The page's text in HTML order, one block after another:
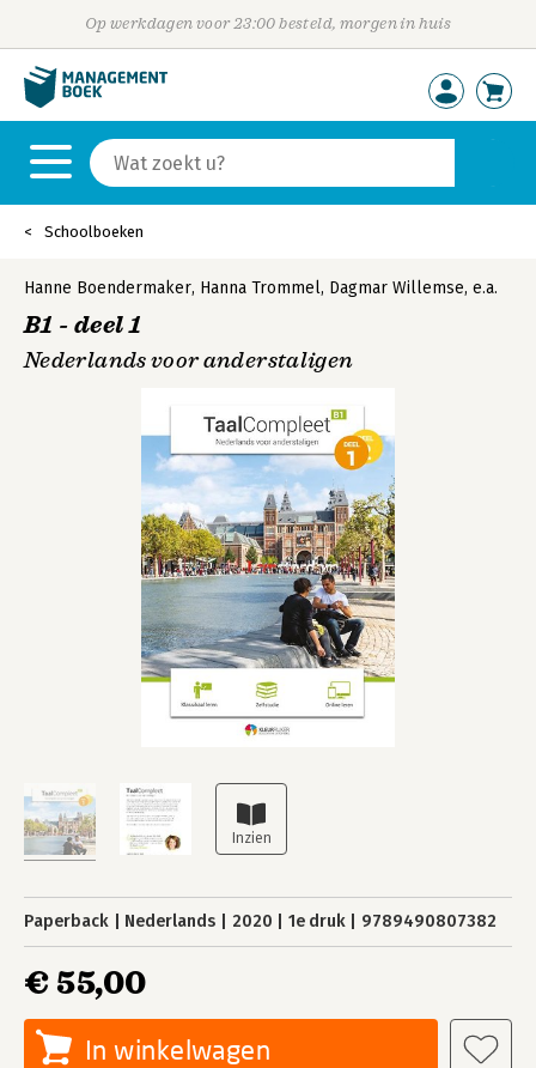
Op werkdagen voor 23:00 besteld, morgen in huis
Schoolboeken
Hanne Boendermaker, Hanna Trommel, Dagmar Willemse, e.a.
B1 - deel 1
Nederlands voor anderstaligen
Paperback Nederlands 2020 1e druk 9789490807382
€ 55,00
In winkelwagen